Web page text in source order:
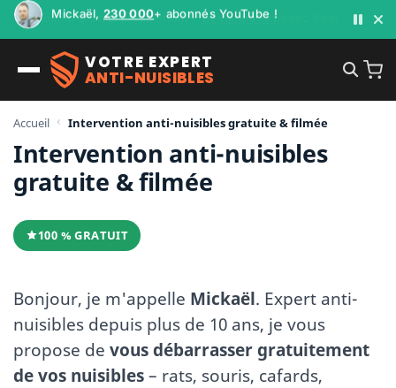
Mickaël, 230 000+ abonnés YouTube !
VOTRE EXPERT
ANTI-NUISIBLES
Accueil Intervention anti-nuisibles gratuite & filmée
Intervention anti-nuisibles
gratuite & filmée
100 % GRATUIT
Bonjour, je m'appelle Mickaël. Expert anti-
nuisibles depuis plus de 10 ans, je vous
propose de vous débarrasser gratuitement
de vos nuisibles– rats, souris, cafards,